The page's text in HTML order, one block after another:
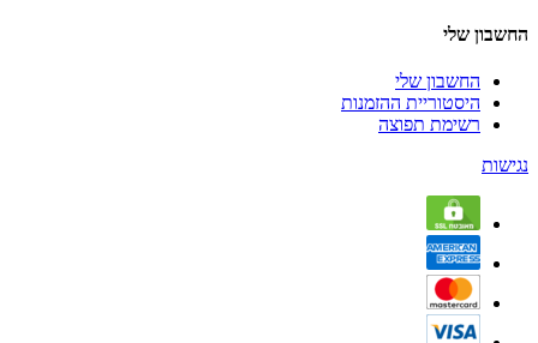
החשבון שלי
החשבון שלי
היסטוריית ההזמנות
רשימת תפוצה
נגישות